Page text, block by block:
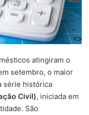
atingiram o
setembro, o maior
série histórica
Civil), iniciada em
São